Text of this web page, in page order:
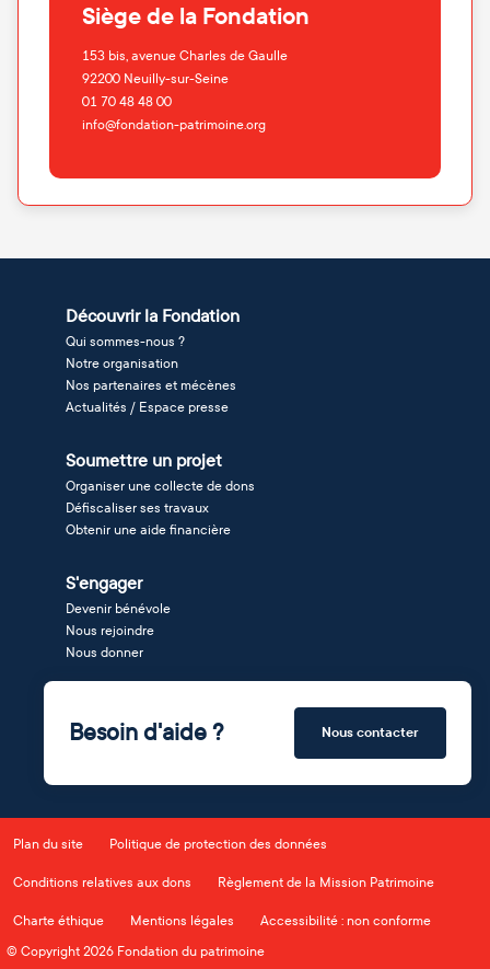
Siège de la Fondation
153 bis, avenue Charles de Gaulle
92200 Neuilly-sur-Seine
01 70 48 48 00
info@fondation-patrimoine.org
Découvrir la Fondation
Qui sommes-nous ?
Notre organisation
Nos partenaires et mécènes
Actualités / Espace presse
Soumettre un projet
Organiser une collecte de dons
Défiscaliser ses travaux
Obtenir une aide financière
S'engager
Devenir bénévole
Nous rejoindre
Nous donner
Besoin d'aide ? Nous contacter
Plan du site Politique de protection des données
Conditions relatives aux dons Règlement de la Mission Patrimoine
Charte éthique Mentions légales
Accessibilité : non conforme
© Copyright 2026 Fondation du patrimoine